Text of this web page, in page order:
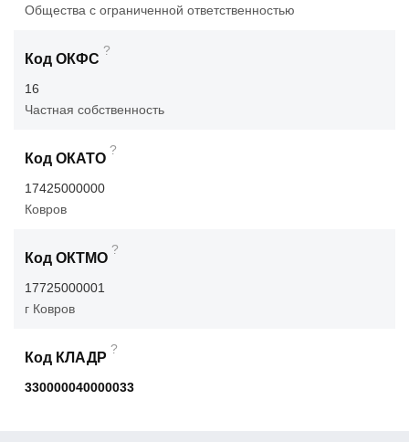
Общества с ограниченной ответственностью
Код ОКФС
?
16
Частная собственность
Код ОКАТО
?
17425000000
Ковров
Код ОКТМО
?
17725000001
г Ковров
Код КЛАДР
?
330000040000033